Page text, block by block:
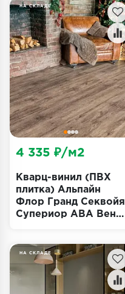
Террасная доска
Пробковое покрытие
Ковровая плитка
Плинтус
Подложка
НА СКЛАДЕ
Кварц-винил (ПВХ
плитка) Альпайн
Флор Гранд Секвойя
Супериор ABA Венге
Superior ECO Grand
Sequoia)
4 335 ₽/м2
НА СКЛАДЕ